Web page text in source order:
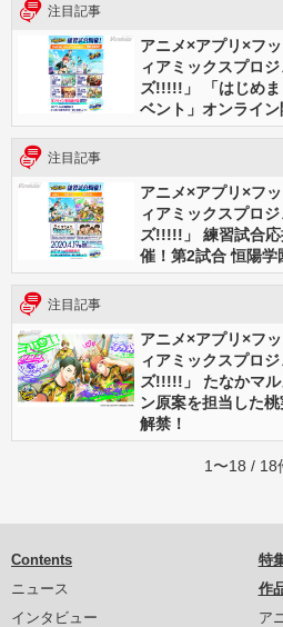
注目記事
アニメ×アプリ×フ
ィアミックスプロ
ズ!!!!!」 「はじめ
ベント」オンライン
注目記事
アニメ×アプリ×フ
ィアミックスプロ
ズ!!!!!」 練習試合
催！第2試合 恒陽
注目記事
アニメ×アプリ×フ
ィアミックスプロ
ズ!!!!!」 たなかマ
ン原案を担当した
解禁！
1〜18 / 18
Contents
ニュース
インタビュー
特
作
ア